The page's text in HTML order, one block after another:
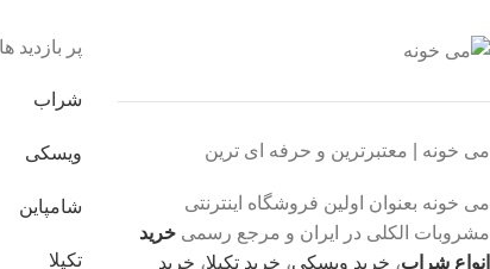
می خونه | معتبرترین و حرفه ای ترین
می خونه بعنوان اولین فروشگاه اینترنتی
مشروبات الکلی در ایران و مرجع رسمی خرید
انواع شراب، خرید ویسکی، خرید تکیلا، خرید
پر بازدید ها
شراب
ویسکی
شامپاین
تکیلا